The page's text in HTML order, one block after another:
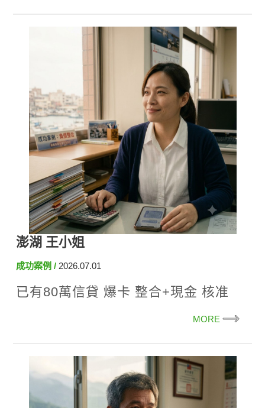
澎湖 王小姐
成功案例 2026.07.01
已有80萬信貸 爆卡 整合+現金 核准
MORE